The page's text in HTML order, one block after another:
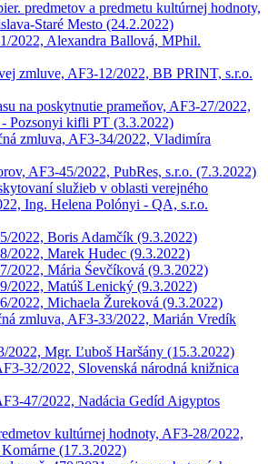
predmetov a predmetu kultúrnej hodnoty,
Staré Mesto (24.2.2022)
2022, Alexandra Ballová, MPhil.
zmluve, AF3-12/2022, BB PRINT, s.r.o.
na poskytnutie prameňov, AF3-27/2022,
Pozsonyi kifli PT (3.3.2022)
zmluva, AF3-34/2022, Vladimíra
AF3-45/2022, PubRes, s.r.o. (7.3.2022)
služieb v oblasti verejného
Ing. Helena Polónyi - QA, s.r.o.
2022, Boris Adamčík (9.3.2022)
2022, Marek Hudec (9.3.2022)
2022, Mária Śevčíková (9.3.2022)
2022, Matúš Lenický (9.3.2022)
2022, Michaela Žureková (9.3.2022)
zmluva, AF3-33/2022, Marián Vredík
2022, Mgr. Ľuboš Haršány (15.3.2022)
32/2022, Slovenská národná knižnica
47/2022, Nadácia Gedíd Aigyptos
kultúrnej hodnoty, AF3-28/2022,
(17.3.2022)